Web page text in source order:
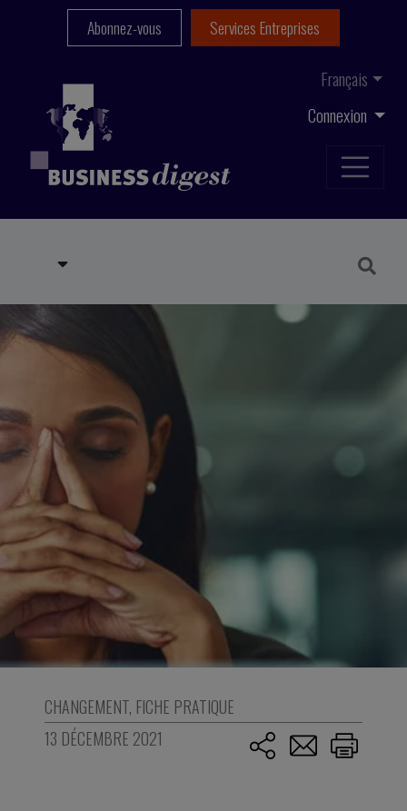
Connexion
Français
Abonnez-vous Services Entreprises
CHANGEMENT, FICHE PRATIQUE
13 DÉCEMBRE 2021